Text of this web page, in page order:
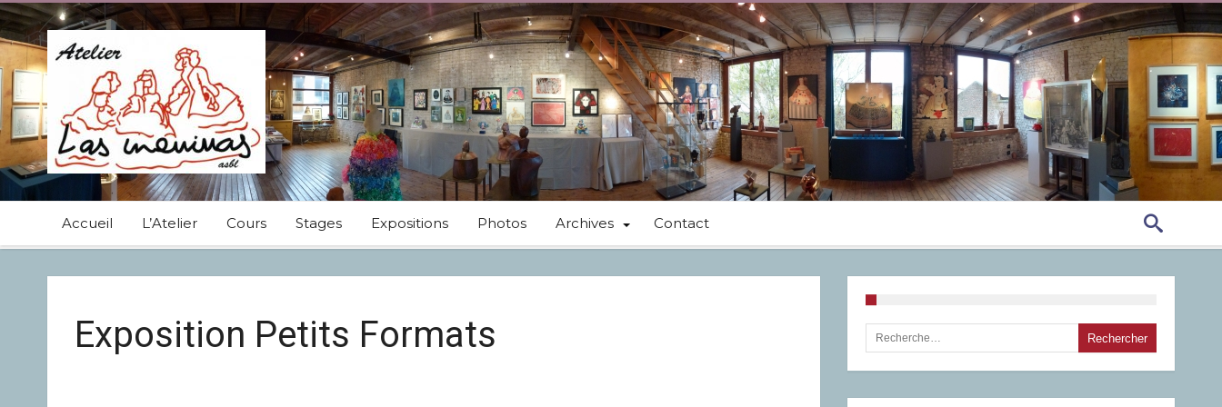
Accueil L’Atelier Cours Stages Expositions Photos Archives Contact
Exposition Petits Formats Rechercher :